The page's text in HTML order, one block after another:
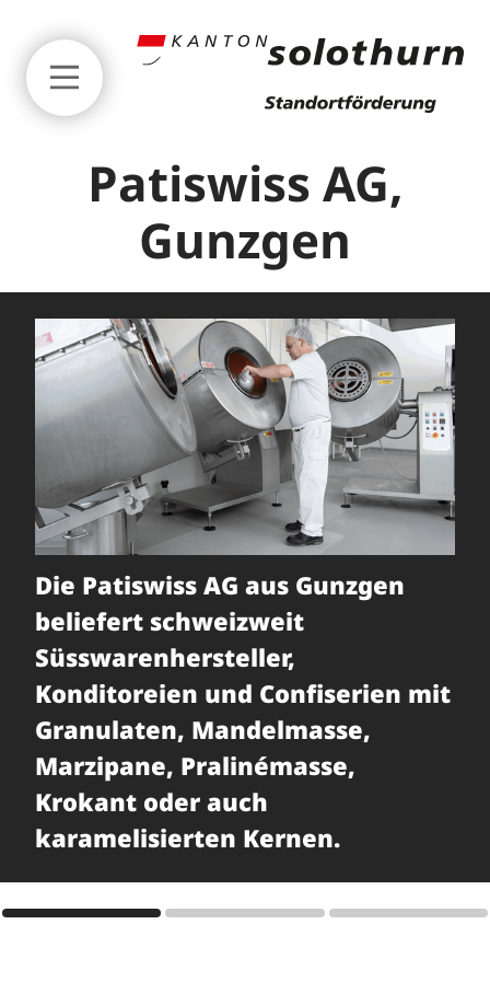
Business
Standortvorteile
Erfolgsgeschichten
Branchen
Spotlight KMU
Areale
Coworking
Partner und Netzwerk
Awards
Patiswiss AG,
Gunzgen
Die Patiswiss AG aus Gunzgen
beliefert schweizweit
Süsswarenhersteller,
Konditoreien und Confiserien mit
Granulaten, Mandelmasse,
Marzipane, Pralinémasse,
Krokant oder auch
karamelisierten Kernen.